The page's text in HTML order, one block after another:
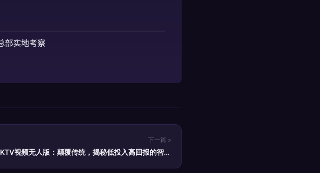
下一篇 »
KTV视频无人版：颠覆传统，揭秘低投入高回报的智慧